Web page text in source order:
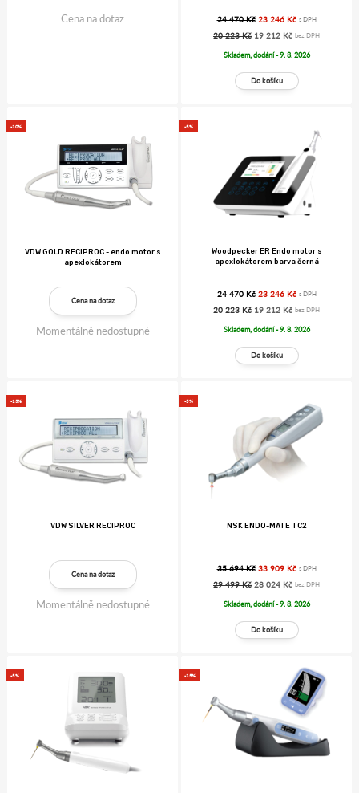
Cena na dotaz 24 470 Kč 23 246 Kč s DPH
20 223 Kč 19 212 Kč bez DPH
Skladem, dodání - 9. 8. 2026
-10%
VDW GOLD RECIPROC - endo motor s
apexlokátorem
Cena na dotaz
Momentálně nedostupné
-5%
Woodpecker ER Endo motor s
apexlokátorem barva černá
24 470 Kč 23 246 Kč s DPH
20 223 Kč 19 212 Kč bez DPH
Skladem, dodání - 9. 8. 2026
-15%
VDW SILVER RECIPROC
Cena na dotaz
Momentálně nedostupné
-5%
NSK ENDO-MATE TC2
35 694 Kč 33 909 Kč s DPH
29 499 Kč 28 024 Kč bez DPH
Skladem, dodání - 9. 8. 2026
-5% -15%